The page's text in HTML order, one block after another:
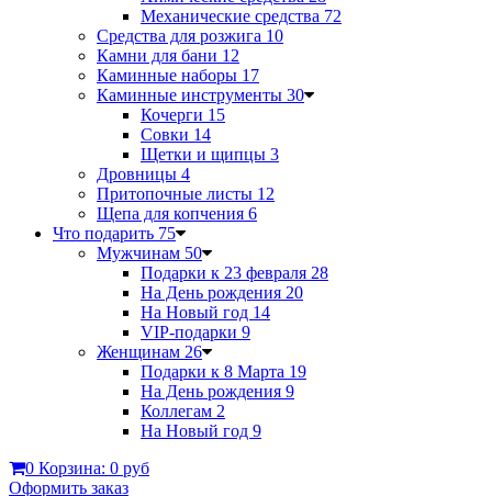
Механические средства 72
Средства для розжига 10
Камни для бани 12
Каминные наборы 17
Каминные инструменты 30
Кочерги 15
Совки 14
Щетки и щипцы 3
Дровницы 4
Притопочные листы 12
Щепа для копчения 6
Что подарить 75
Мужчинам 50
Подарки к 23 февраля 28
На День рождения 20
На Новый год 14
VIP-подарки 9
Женщинам 26
Подарки к 8 Марта 19
На День рождения 9
Коллегам 2
На Новый год 9
0 Корзина: 0 руб
Оформить заказ